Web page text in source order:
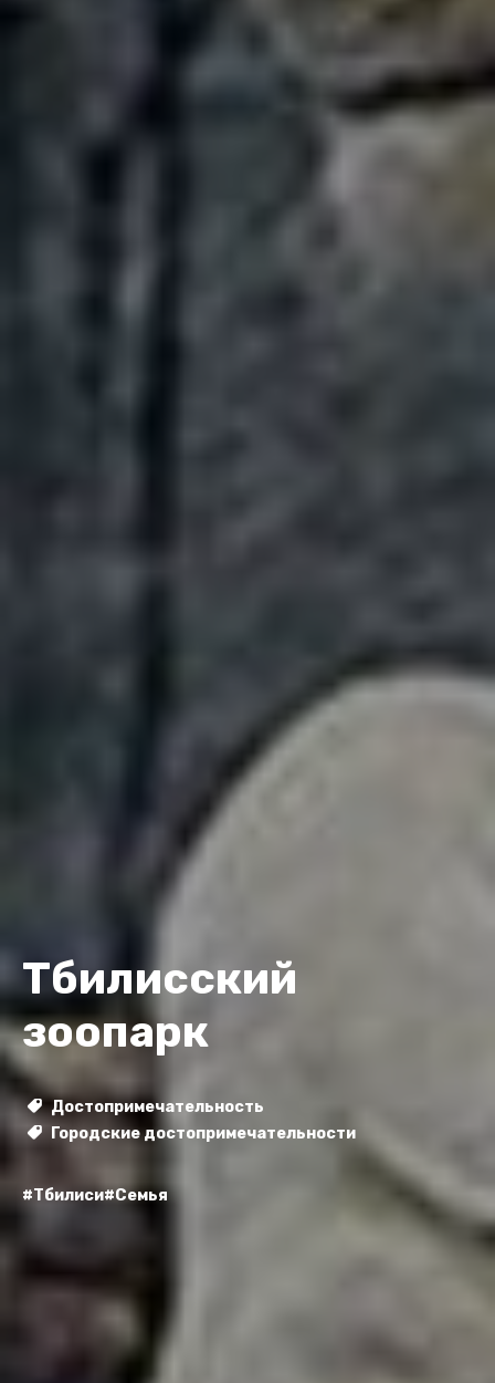
Тбилисский
зоопарк
Достопримечательность
Городские достопримечательности
#Тбилиси#Семья